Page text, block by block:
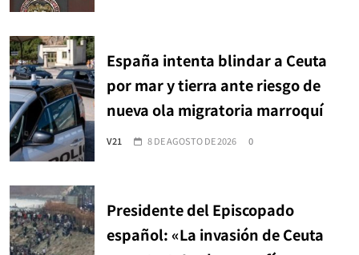
España intenta blindar a Ceuta
por mar y tierra ante riesgo de
nueva ola migratoria marroquí
V21 8 DE AGOSTO DE 2026 0
Presidente del Episcopado
español: «La invasión de Ceuta